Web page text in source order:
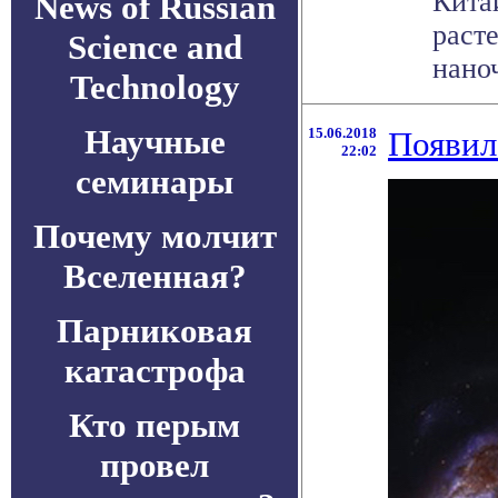
Science and
Technology
Научные
семинары
Почему молчит
Вселенная?
Парниковая
катастрофа
Кто перым
провел
15.06.2018
22:02